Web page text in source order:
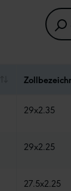
29x2.35
29x2.25
27.5x2.25